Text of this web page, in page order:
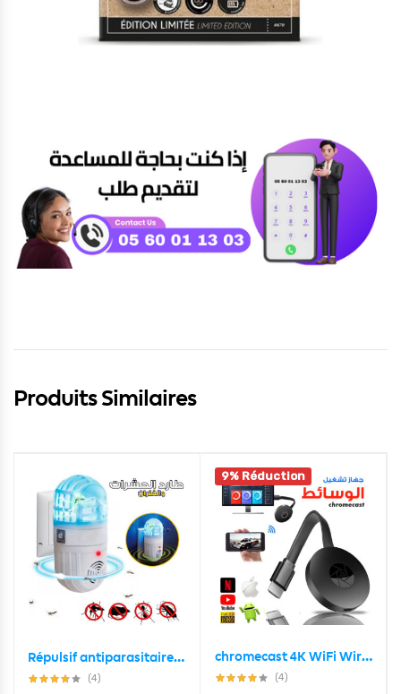
Produits Similaires
Répulsif antiparasitaire ultrasonique 2en1 et zapper d’insectes
(4)
9% Réduction
chromecast 4K WiFi Wireless Display Dongle TV Stick TV Stick Media Video Streamer HD
(4)